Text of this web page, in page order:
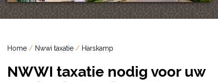
Home Nwwi taxatie Harskamp
NWWI taxatie nodig voor uw